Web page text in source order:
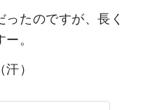
たのですが、長く
。
）